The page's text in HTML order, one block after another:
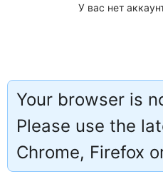
У вас нет
Your browser is
Please use the
Chrome, Firefox